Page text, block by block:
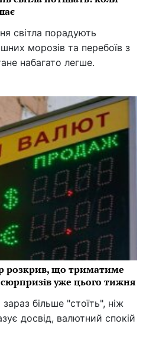
світла порадують
морозів та перебоїв з
набагато легше.
розкрив, що триматиме
уже цього тижня
більше "стоїть", ніж
досвід, валютний спокій